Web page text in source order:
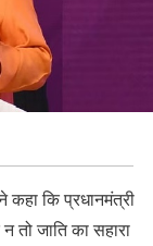
कहा कि प्रधानमंत्री
तो जाति का सहारा